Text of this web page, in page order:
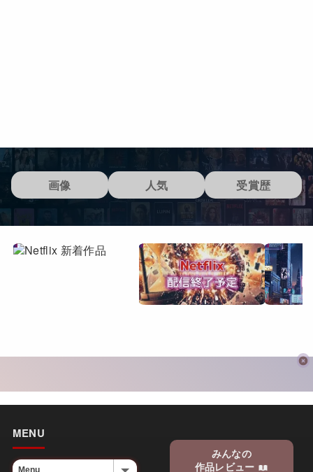
画像 人気 受賞歴
MENU
みんなの
作品レビュー